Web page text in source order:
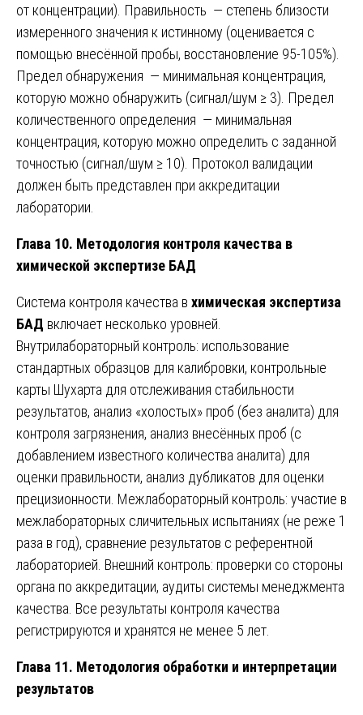
от концентрации). Правильность — степень близости
измеренного значения к истинному (оценивается с
помощью внесённой пробы, восстановление 95-105%).
Предел обнаружения — минимальная концентрация,
которую можно обнаружить (сигнал/шум ≥ 3). Предел
количественного определения — минимальная
концентрация, которую можно определить с заданной
точностью (сигнал/шум ≥ 10). Протокол валидации
должен быть представлен при аккредитации
лаборатории.
Глава 10. Методология контроля качества в
химической экспертизе БАД
Система контроля качества в химическая экспертиза
БАД включает несколько уровней.
Внутрилабораторный контроль: использование
стандартных образцов для калибровки, контрольные
карты Шухарта для отслеживания стабильности
результатов, анализ «холостых» проб (без аналита) для
контроля загрязнения, анализ внесённых проб (с
добавлением известного количества аналита) для
оценки правильности, анализ дубликатов для оценки
прецизионности. Межлабораторный контроль: участие в
межлабораторных сличительных испытаниях (не реже 1
раза в год), сравнение результатов с референтной
лабораторией. Внешний контроль: проверки со стороны
органа по аккредитации, аудиты системы менеджмента
качества. Все результаты контроля качества
регистрируются и хранятся не менее 5 лет.
Глава 11. Методология обработки и интерпретации
результатов